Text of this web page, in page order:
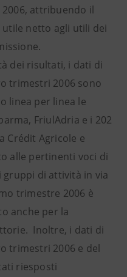
attribuendo il
netto agli utili dei
dei risultati, i dati di
trimestri 2006 sono
linea per linea le
FriulAdria e i 202
Crédit Agricole e
alle pertinenti voci di
gruppi di attività in via
trimestre 2006 è
anche per la
Inoltre, i dati di
trimestri 2006 e del
riesposti